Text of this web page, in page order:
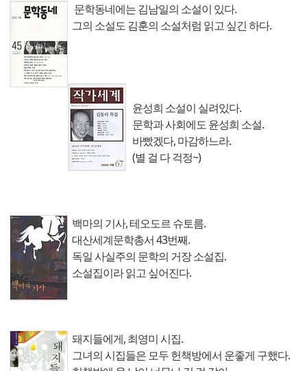
문학동네에는 김남일의 소설이 있다.
그의 소설도 김훈의 소설처럼 읽고 싶긴 하다.
윤성희 소설이 실려있다.
문학과 사회에도 윤성희 소설.
바빴겠다, 마감하느라.
(별 걸 다 걱정~)
백마의 기사, 테오도르 슈토름.
대산세계문학총서 43번째.
독일 사실주의 문학의 거장 소설집.
소설집이라 읽고 싶어진다.
돼지들에게, 최영미 시집.
그녀의 시집들은 모두 헌책방에서 운좋게 구했다.